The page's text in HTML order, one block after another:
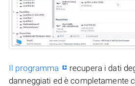
Il programma
recupera i dati
danneggiati ed è completamente